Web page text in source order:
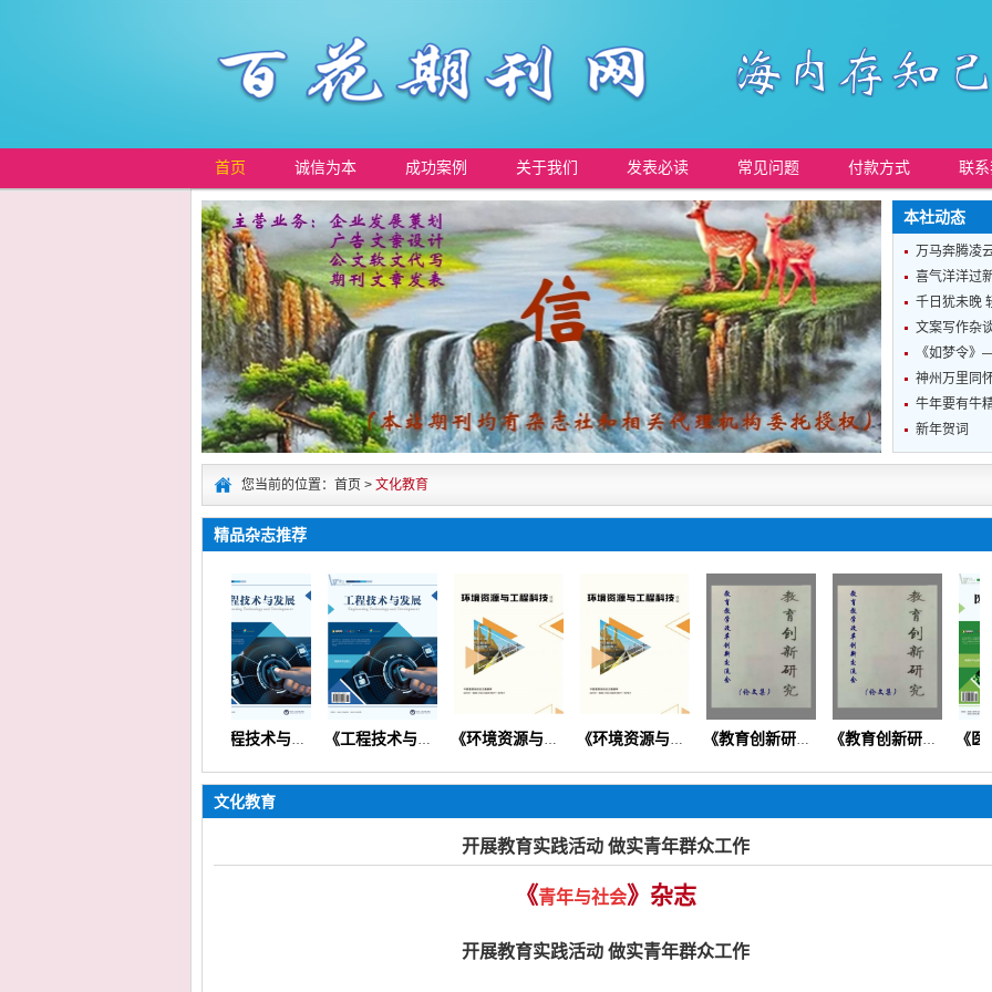
首页 诚信为本 成功案例 关于我们 发表必读 常见问题 付款方式 联
本社动态
万马奔腾凌
喜气洋洋过
千日犹未晚
文案写作杂
《如梦令
神州万里同
牛年要有牛
新年贺词
您当前的位置：首页 > 文化教育
精品杂志推荐
《工程技术与发展》（矿山机械交通路桥市政建筑信息通信） 《工程技术与发展》 《环境资源与工程科技论坛》（生态环境矿产地质资源经济） 《环境资源与工程科技论坛》 《教育创新研究》（思政德育教学教法素质教育课程改革） 《教育创新研究》
文化教育
开展教育实践活动 做实青年群众工作
《青年与社会》杂志
开展教育实践活动 做实青年群众工作